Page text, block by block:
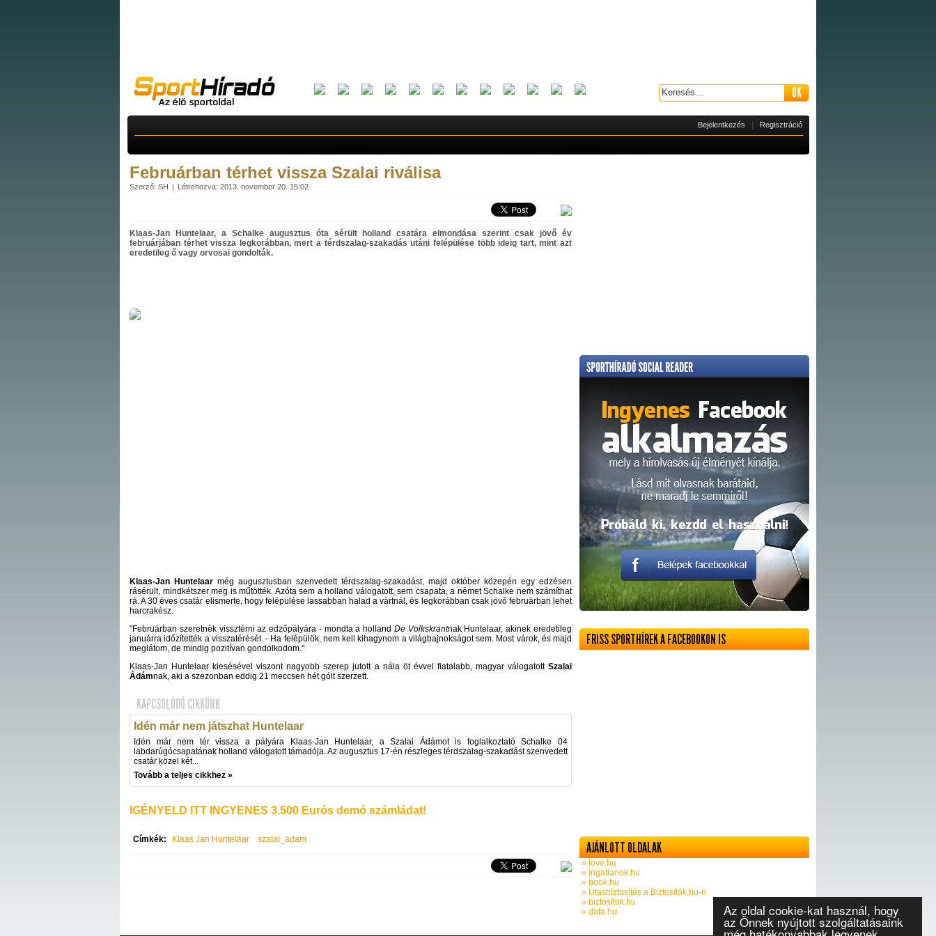
Az oldal cookie-kat használ, hogy
az Önnek nyújtott szolgáltatásaink
Bejelentkezés Regisztráció
Februárban térhet vissza Szalai riválisa
Szerző: SH Létrehozva: 2013. november 20. 15:02
Klaas-Jan Huntelaar, a Schalke augusztus óta sérült holland csatára elmondása szerint csak jövő év
februárjában térhet vissza legkorábban, mert a térdszalag-szakadás utáni felépülése több ideig tart, mint azt
eredetileg ő vagy orvosai gondolták.
Klaas-Jan Huntelaar még augusztusban szenvedett térdszalag-szakadást, majd október közepén egy edzésen
rásérült, mindkétszer meg is műtötték. Azóta sem a holland válogatott, sem csapata, a német Schalke nem számíthat
rá. A 30 éves csatár elismerte, hogy felépülése lassabban halad a vártnál, és legkorábban csak jövő februárban lehet
harcrakész.
"Februárban szeretnék vissztérni az edzőpályára - mondta a holland De Volkskrantnak Huntelaar, akinek eredetileg
januárra időzítették a visszatérését. - Ha felépülök, nem kell kihagynom a világbajnokságot sem. Most várok, és majd
meglátom, de mindig pozitívan gondolkodom."
Klaas-Jan Huntelaar kiesésével viszont nagyobb szerep jutott a nála öt évvel fiatalabb, magyar válogatott Szalai
Ádámnak, aki a szezonban eddig 21 meccsen hét gólt szerzett.
KAPCSOLÓDÓ CIKKÜNK
Idén már nem játszhat Huntelaar
Idén már nem tér vissza a pályára Klaas-Jan Huntelaar, a Szalai Ádámot is foglalkoztató Schalke 04
labdarúgócsapatának holland válogatott támadója. Az augusztus 17-én részleges térdszalag-szakadást szenvedett
csatár közel két...
Tovább a teljes cikkhez »
IGÉNYELD ITT INGYENES 3.500 Eurós demó számládat!
Címkék: Klaas Jan Huntelaar szalai_adam
FRISS SPORTHÍREK A FACEBOOKON IS
AJÁNLOTT OLDALAK
» love.hu
» ingatlanok.hu
» book.hu
» Utasbiztosítás a Biztosítók.hu-n
» biztositok.hu
» data.hu